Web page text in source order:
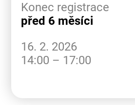
Konec registrace
před 6 měsíci
16. 2. 2026
14:00 – 17:00